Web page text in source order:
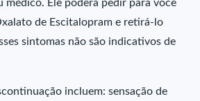
médico. Ele poderá pedir para você
de Escitalopram e retirá-lo
sintomas não são indicativos de
incluem: sensação de